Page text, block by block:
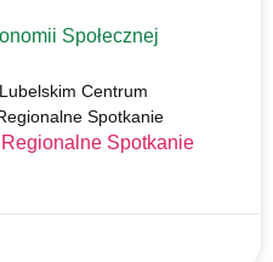
Społecznej
Centrum
Spotkanie
Regionalne Spotkanie